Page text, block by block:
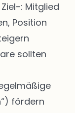
: Mitglied
Position
sollten
fördern